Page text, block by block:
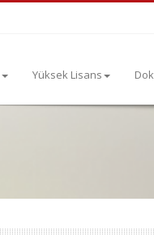
Yüksek Lisans